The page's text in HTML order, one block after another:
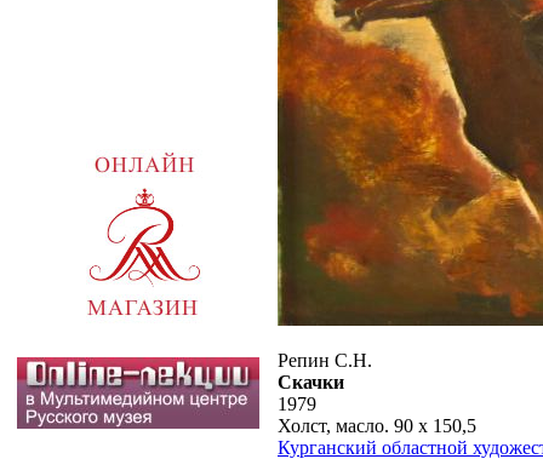
Репин С.Н.
Скачки
1979
Холст, масло. 90 х 150,5
Курганский областной